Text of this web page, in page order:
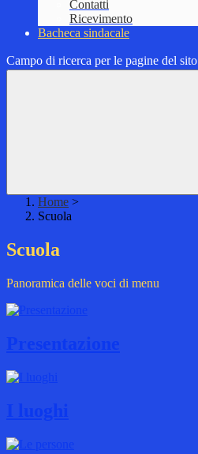
Contatti
Ricevimento
Bacheca sindacale
Campo di ricerca per le pagine del sito
Home >
Scuola
Scuola
Panoramica delle voci di menu
Presentazione
I luoghi